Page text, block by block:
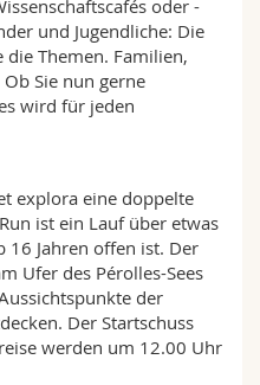
oder -
und Jugendliche: Die
Themen. Familien,
Sie nun gerne
wird für jeden
explora eine doppelte
ist ein Lauf über etwas
16 Jahren offen ist. Der
Ufer des Pérolles-Sees
der
Der Startschuss
werden um 12.00 Uhr